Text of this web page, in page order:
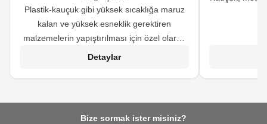
Plastik-kauçuk gibi yüksek sıcaklığa maruz
kalan ve yüksek esneklik gerektiren
malzemelerin yapıştırılması için özel olarak
geliştirilmiş siyanoakrilat esaslı hızlı
Detaylar
Bize sormak ister misiniz?